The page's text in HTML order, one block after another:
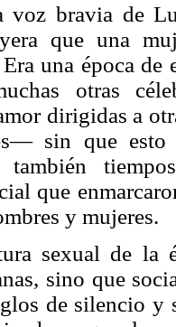
bravia de
que una
una época de
otras
dirigidas a
sin que esto
también
que
y mujeres.
sexual de la
sino que
de silencio y